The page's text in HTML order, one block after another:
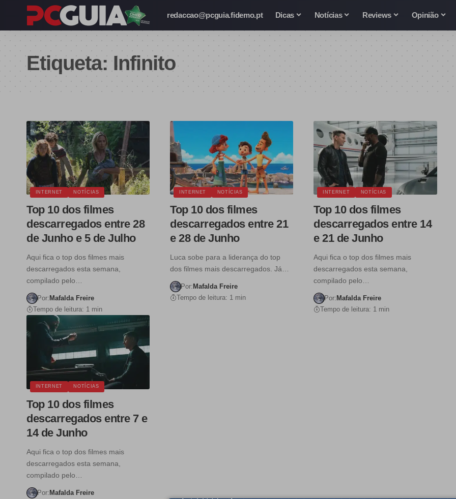
redaccao@pcguia.fidemo.pt Dicas Notícias Reviews Opinião
Etiqueta: Infinito
INTERNET NOTÍCIAS
Top 10 dos filmes
descarregados entre 28
de Junho e 5 de Julho
Aqui fica o top dos filmes mais
descarregados esta semana,
compilado pelo…
Por: Mafalda Freire
Tempo de leitura: 1 min
INTERNET NOTÍCIAS
Top 10 dos filmes
descarregados entre 21
e 28 de Junho
Luca sobe para a liderança do top
dos filmes mais descarregados. Já…
Por: Mafalda Freire
Tempo de leitura: 1 min
INTERNET NOTÍCIAS
Top 10 dos filmes
descarregados entre 14
e 21 de Junho
Aqui fica o top dos filmes mais
descarregados esta semana,
compilado pelo…
Por: Mafalda Freire
Tempo de leitura: 1 min
INTERNET NOTÍCIAS
Top 10 dos filmes
descarregados entre 7 e
14 de Junho
Aqui fica o top dos filmes mais
descarregados esta semana,
compilado pelo…
Por:Mafalda Freire